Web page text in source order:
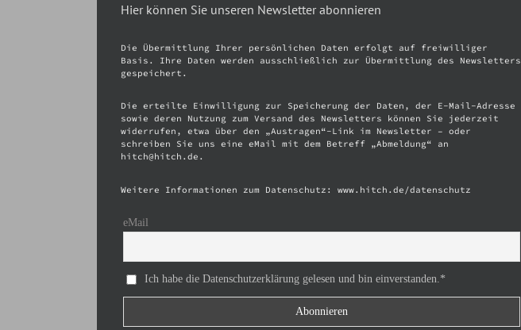
Hier können Sie unseren Newsletter abonnieren
Die Übermittlung Ihrer persönlichen Daten erfolgt auf freiwilliger
Basis. Ihre Daten werden ausschließlich zur Übermittlung des Newsletters
gespeichert.
Die erteilte Einwilligung zur Speicherung der Daten, der E-Mail-Adresse
sowie deren Nutzung zum Versand des Newsletters können Sie jederzeit
widerrufen, etwa über den „Austragen“-Link im Newsletter – oder
schreiben Sie uns eine eMail mit dem Betreff „Abmeldung“ an
hitch@hitch.de.
Weitere Informationen zum Datenschutz: www.hitch.de/datenschutz
eMail
Ich habe die Datenschutzerklärung gelesen und bin einverstanden.*